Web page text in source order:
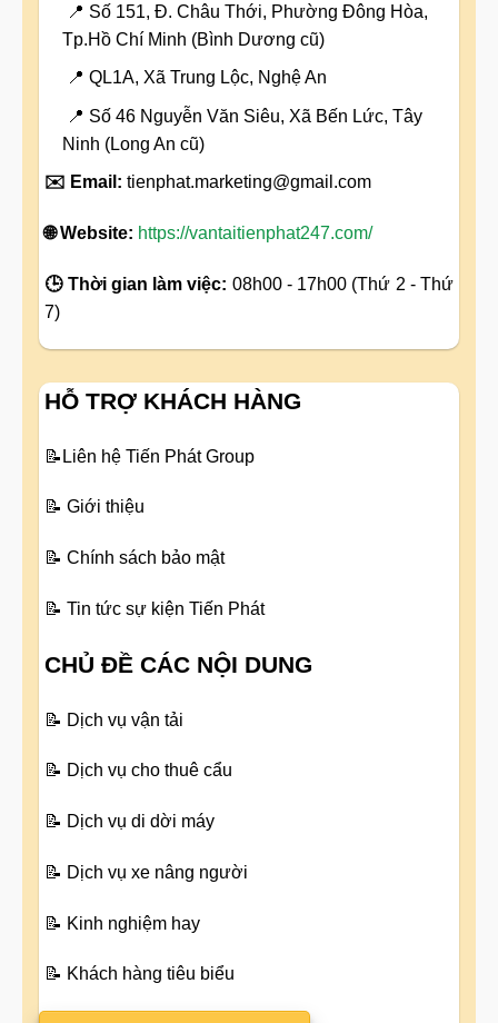
📍 Số 151, Đ. Châu Thới, Phường Đông Hòa,
Tp.Hồ Chí Minh (Bình Dương cũ)
📍 QL1A, Xã Trung Lộc, Nghệ An
📍 Số 46 Nguyễn Văn Siêu, Xã Bến Lức, Tây
Ninh (Long An cũ)
✉️ Email: tienphat.marketing@gmail.com
🌐 Website: https://vantaitienphat247.com/
🕒 Thời gian làm việc: 08h00 - 17h00 (Thứ 2 - Thứ
7)
HỖ TRỢ KHÁCH HÀNG
📝 Liên hệ Tiến Phát Group
📝 Giới thiệu
📝 Chính sách bảo mật
📝 Tin tức sự kiện Tiến Phát
CHỦ ĐỀ CÁC NỘI DUNG
📝 Dịch vụ vận tải
📝 Dịch vụ cho thuê cẩu
📝 Dịch vụ di dời máy
📝 Dịch vụ xe nâng người
📝 Kinh nghiệm hay
📝 Khách hàng tiêu biểu